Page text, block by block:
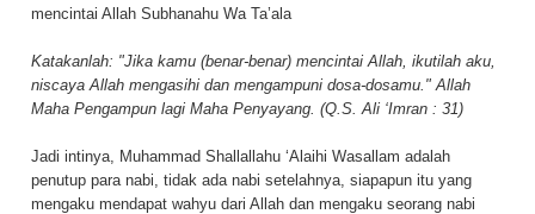
mencintai Allah Subhanahu Wa Ta’ala
Katakanlah: "Jika kamu (benar-benar) mencintai Allah, ikutilah aku,
niscaya Allah mengasihi dan mengampuni dosa-dosamu." Allah
Maha Pengampun lagi Maha Penyayang. (Q.S. Ali ‘Imran : 31)
Jadi intinya, Muhammad Shallallahu ‘Alaihi Wasallam adalah
penutup para nabi, tidak ada nabi setelahnya, siapapun itu yang
mengaku mendapat wahyu dari Allah dan mengaku seorang nabi